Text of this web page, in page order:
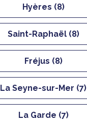
Hyères (8)
Saint-Raphaël (8)
Fréjus (8)
La Seyne-sur-Mer (7)
La Garde (7)